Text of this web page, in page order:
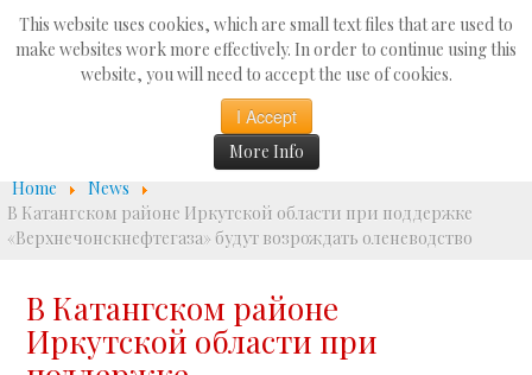
This website uses cookies, which are small text files that are used to
make websites work more effectively. In order to continue using this
website, you will need to accept the use of cookies.
I Accept
More Info
Search
...
Home
News
В Катангском районе Иркутской области при поддержке
«Верхнечонскнефтегаза» будут возрождать оленеводство
В Катангском районе
Иркутской области при